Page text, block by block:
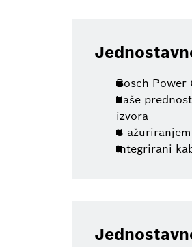
Bosch
Vaše
izvora
S
Integrirani